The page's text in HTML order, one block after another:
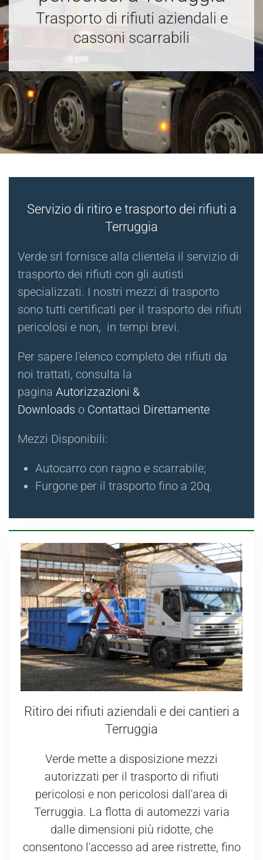
Trasporto di rifiuti aziendali e
cassoni scarrabili
Servizio di ritiro e trasporto dei rifiuti a
Terruggia
Verde srl fornisce alla clientela il servizio di
trasporto dei rifiuti con gli autisti
specializzati. I nostri mezzi di trasporto
sono tutti certificati per il trasporto dei rifiuti
pericolosi e non, in tempi brevi.
Per sapere l'elenco completo dei rifiuti da
noi trattati, consulta la
pagina Autorizzazioni &
Downloads o Contattaci Direttamente
Mezzi Disponibili:
Autocarro con ragno e scarrabile;
Furgone per il trasporto fino a 20q.
Ritiro dei rifiuti aziendali e dei cantieri a
Terruggia
Verde mette a disposizione mezzi
autorizzati per il trasporto di rifiuti
pericolosi e non pericolosi dall'area di
Terruggia. La flotta di automezzi varia
dalle dimensioni più ridotte, che
consentono l'accesso ad aree ristrette, fino